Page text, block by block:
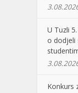
U Tuzli
o dodjeli
Konkurs